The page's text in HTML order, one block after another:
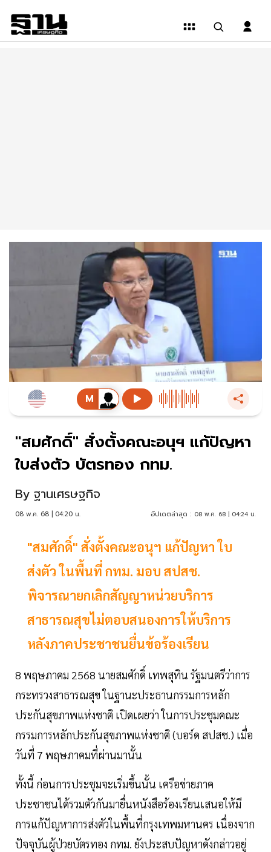
"สมศักดิ์" สั่งตั้งคณะอนุฯ แก้ปัญหา
ใบส่งตัว บัตรทอง กทม.
By ฐานเศรษฐกิจ
08 พ.ค. 68 | 04:20 น. อัปเดตล่าสุด : 08 พ.ค. 68 | 04:24 น.
"สมศักดิ์" สั่งตั้งคณะอนุฯ แก้ปัญหา ใบ
ส่งตัว ในพื้นที่ กทม. มอบ สปสช.
พิจารณายกเลิกสัญญาหน่วยบริการ
สาธารณสุขไม่ตอบสนองการให้บริการ
หลังภาคประชาชนยื่นข้อร้องเรียน
8 พฤษภาคม 2568 นายสมศักดิ์ เทพสุทิน รัฐมนตรีว่าการ
กระทรวงสาธารณสุข ในฐานะประธานกรรมการหลัก
ประกันสุขภาพแห่งชาติ เปิดเผยว่า ในการประชุมคณะ
กรรมการหลักประกันสุขภาพแห่งชาติ (บอร์ด สปสช.) เมื่อ
วันที่ 7 พฤษภาคมที่ผ่านมานั้น
ทั้งนี้ ก่อนการประชุมจะเริ่มขึ้นนั้น เครือข่ายภาค
ประชาชนได้รวมตัวกันมายื่นหนังสือร้องเรียนเสนอให้มี
การแก้ปัญหาการส่งตัวในพื้นที่กรุงเทพมหานคร เนื่องจาก
ปัจจุบันผู้ป่วยบัตรทอง กทม. ยังประสบปัญหาดังกล่าวอยู่